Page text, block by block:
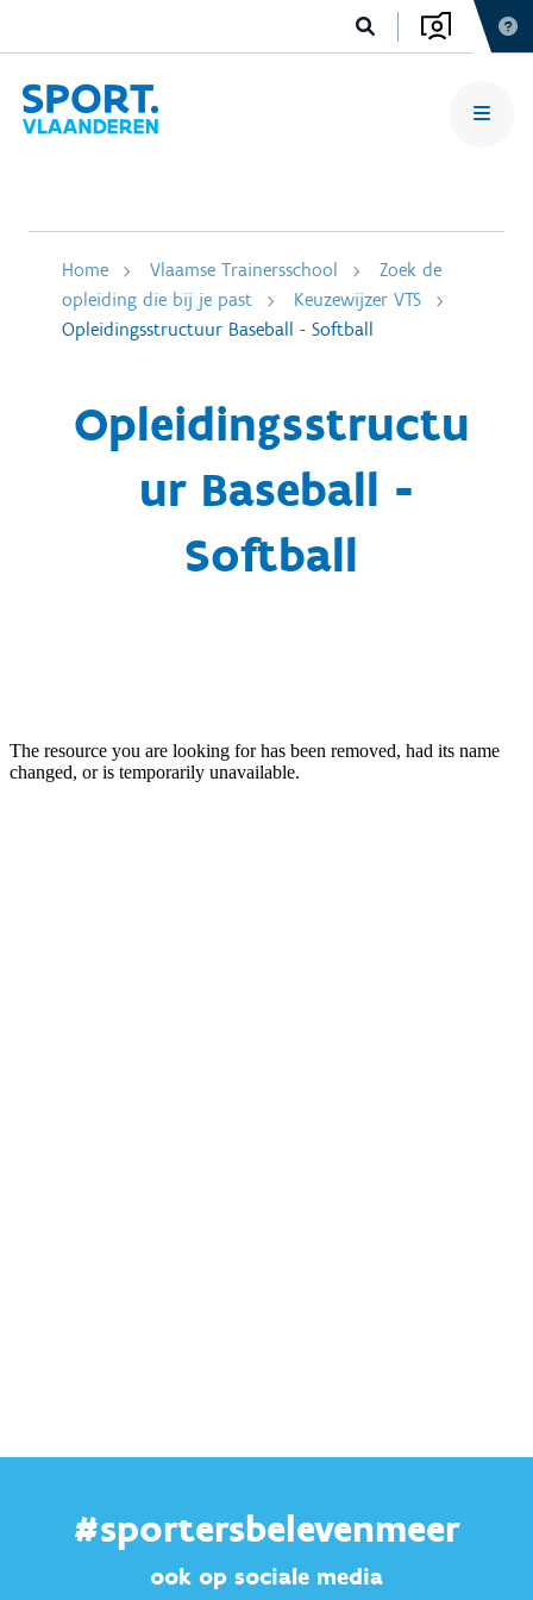
Home Vlaamse Trainersschool
Zoek de
opleiding die bij je past
Keuzewijzer VTS
Opleidingsstructuur Baseball - Softball
Opleidingsstructu
ur Baseball -
Softball
#sportersbelevenmeer
ook op sociale media